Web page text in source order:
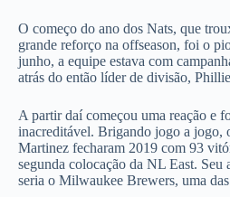
O começo do ano dos Nats, que
grande reforço na offseason, foi o
junho, a equipe estava com
atrás do então líder de divisão,
A partir daí começou uma reação e
inacreditável. Brigando jogo a jogo,
Martinez fecharam 2019 com 93
segunda colocação da NL East.
seria o Milwaukee Brewers, uma das